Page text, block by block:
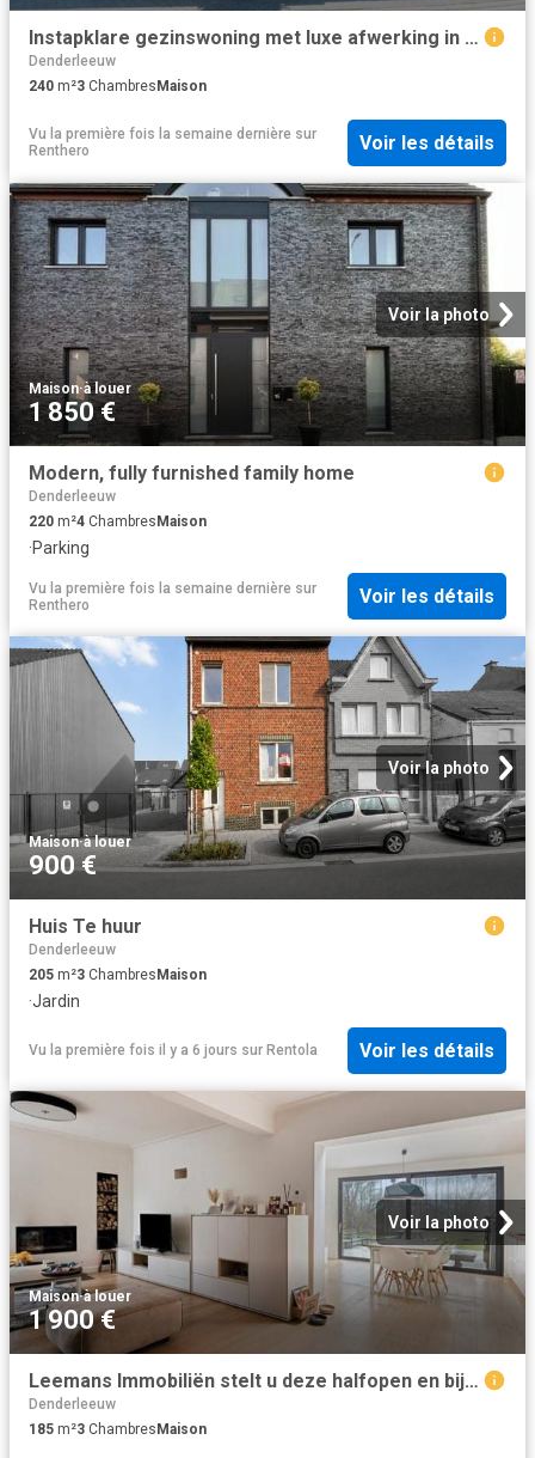
Instapklare gezinswoning met luxe afwerking in Denderleeuw
Denderleeuw
240 m²3 Chambres Maison
Vu la première fois la semaine dernière sur
Renthero
Voir les détails
Voir la photo
Maison·à louer
1 850 €
Modern, fully furnished family home
Denderleeuw
220 m²4 ChambresMaison
·Parking
Vu la première fois la semaine dernière sur
Renthero
Voir les détails
Voir la photo
Maison·à louer
900 €
Huis Te huur
Denderleeuw
205 m²3 Chambres Maison
·Jardin
Vu la première fois il y a 6 jours sur Rentola Voir les détails
Voir la photo
Maison·à louer
1 900 €
Leemans Immobiliën stelt u deze halfopen en bijzonder gezell
Denderleeuw
185 m²3 ChambresMaison